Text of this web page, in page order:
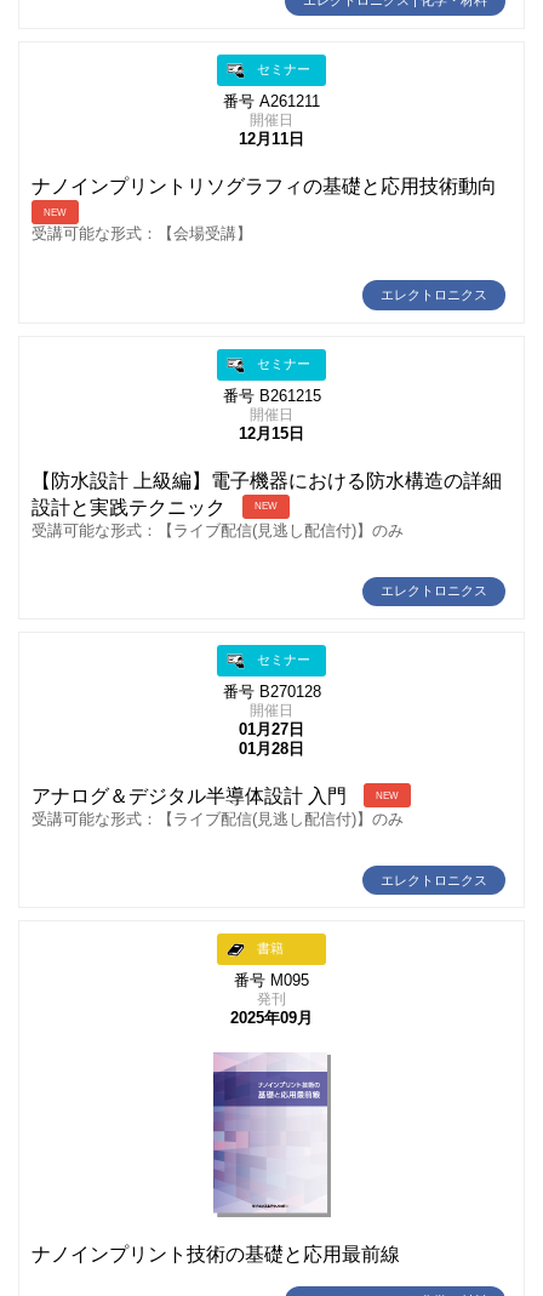
セミナー
番号 A261211
開催日
12月11日
ナノインプリントリソグラフィの基礎と応用技術動向
NEW
受講可能な形式：【会場受講】
エレクトロニクス
セミナー
番号 B261215
開催日
12月15日
【防水設計 上級編】電子機器における防水構造の詳細
設計と実践テクニック
NEW
受講可能な形式：【ライブ配信(見逃し配信付)】のみ
エレクトロニクス
セミナー
番号 B270128
開催日
01月27日
01月28日
アナログ＆デジタル半導体設計 入門 NEW
受講可能な形式：【ライブ配信(見逃し配信付)】のみ
エレクトロニクス
書籍
番号 M095
発刊
2025年09月
ナノインプリント技術の基礎と応用最前線